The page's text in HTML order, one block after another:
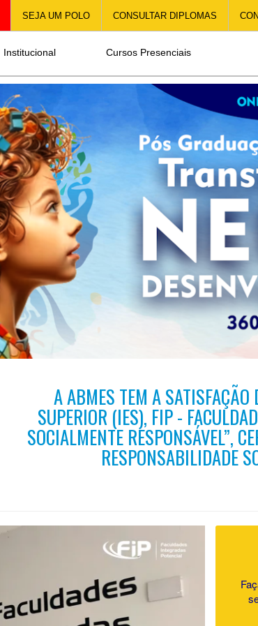
A ABMES TEM A SATISFAÇÃO
SUPERIOR (IES), FIP -
SOCIALMENTE RESPONSÁVEL”,
RESPONSABILIDADE
SEJA UM POLO CONSULTAR DIPLOMAS
Institucional Cursos Presenciais